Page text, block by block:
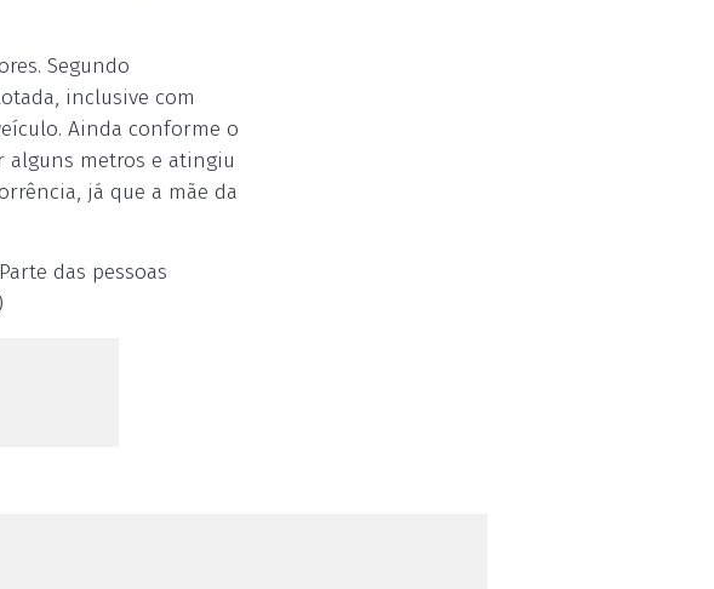
Segundo
inclusive com
Ainda conforme o
alguns metros e atingiu
já que a mãe da
das pessoas